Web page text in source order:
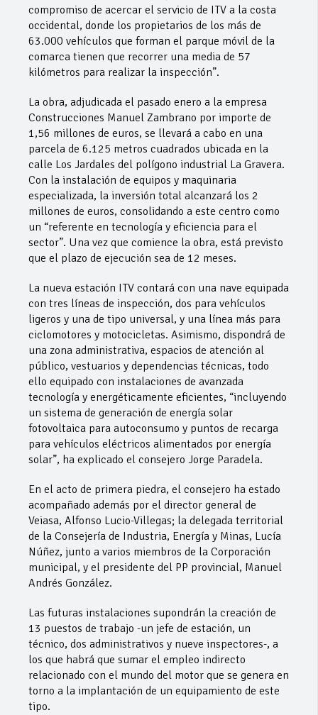
compromiso de acercar el servicio de ITV a la costa
occidental, donde los propietarios de los más de
63.000 vehículos que forman el parque móvil de la
comarca tienen que recorrer una media de 57
kilómetros para realizar la inspección”.
La obra, adjudicada el pasado enero a la empresa
Construcciones Manuel Zambrano por importe de
1,56 millones de euros, se llevará a cabo en una
parcela de 6.125 metros cuadrados ubicada en la
calle Los Jardales del polígono industrial La Gravera.
Con la instalación de equipos y maquinaria
especializada, la inversión total alcanzará los 2
millones de euros, consolidando a este centro como
un “referente en tecnología y eficiencia para el
sector”. Una vez que comience la obra, está previsto
que el plazo de ejecución sea de 12 meses.
La nueva estación ITV contará con una nave equipada
con tres líneas de inspección, dos para vehículos
ligeros y una de tipo universal, y una línea más para
ciclomotores y motocicletas. Asimismo, dispondrá de
una zona administrativa, espacios de atención al
público, vestuarios y dependencias técnicas, todo
ello equipado con instalaciones de avanzada
tecnología y energéticamente eficientes, “incluyendo
un sistema de generación de energía solar
fotovoltaica para autoconsumo y puntos de recarga
para vehículos eléctricos alimentados por energía
solar”, ha explicado el consejero Jorge Paradela.
En el acto de primera piedra, el consejero ha estado
acompañado además por el director general de
Veiasa, Alfonso Lucio-Villegas; la delegada territorial
de la Consejería de Industria, Energía y Minas, Lucía
Núñez, junto a varios miembros de la Corporación
municipal, y el presidente del PP provincial, Manuel
Andrés González.
Las futuras instalaciones supondrán la creación de
13 puestos de trabajo -un jefe de estación, un
técnico, dos administrativos y nueve inspectores-, a
los que habrá que sumar el empleo indirecto
relacionado con el mundo del motor que se genera en
torno a la implantación de un equipamiento de este
tipo.